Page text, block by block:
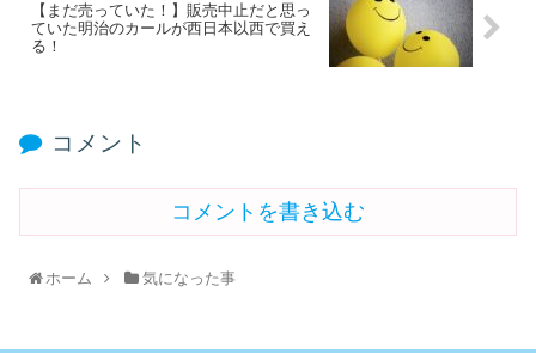
【まだ売っていた！】販売中止だと思っ
ていた明治のカールが西日本以西で買え
る！
コメント
コメントを書き込む
ホーム 気になった事